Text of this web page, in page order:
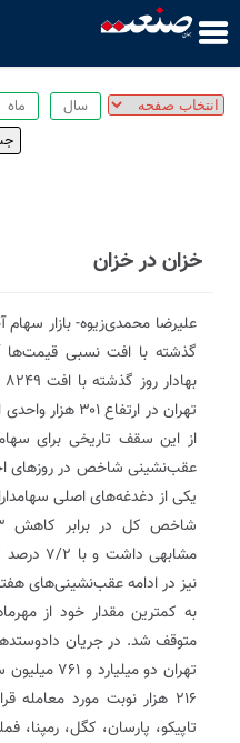
خزان در خزان
علیرضا محمدی‌‌زیوه- بازار
گذشته با افت نسبی
تهران در
از این سقف تاریخی برای
عقب‌نشینی شاخص در روزهای
یکی از دغدغه‌های اصلی
مشابهی
متوقف شد. در جریان
۲۱۶ هزار نوبت مورد
تاپیکو، پارسان، کگل، رمپنا،